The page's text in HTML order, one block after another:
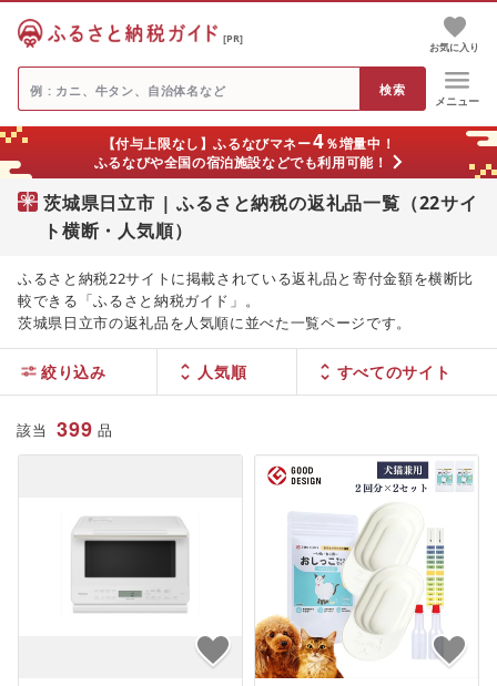
[PR]
お気に入り
メニュー
【付与上限なし】ふるなびマネー4％増量中！
ふるなびや全国の宿泊施設などでも利用可能！
茨城県日立市 | ふるさと納税の返礼品一覧（22サイ
ト横断・人気順）
ふるさと納税22サイトに掲載されている返礼品と寄付金額を横断比
較できる「ふるさと納税ガイド」。
茨城県日立市の返礼品を人気順に並べた一覧ページです。
絞り込み 人気順
該当 399 品